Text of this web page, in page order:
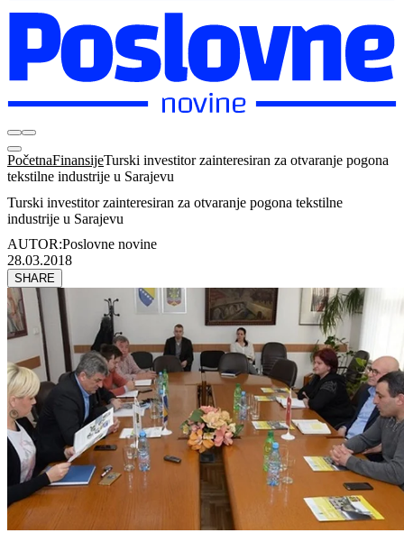
PočetnaFinansijeTurski investitor zainteresiran za otvaranje pogona
tekstilne industrije u Sarajevu
Turski investitor zainteresiran za otvaranje pogona tekstilne
industrije u Sarajevu
AUTOR:Poslovne novine
28.03.2018
SHARE